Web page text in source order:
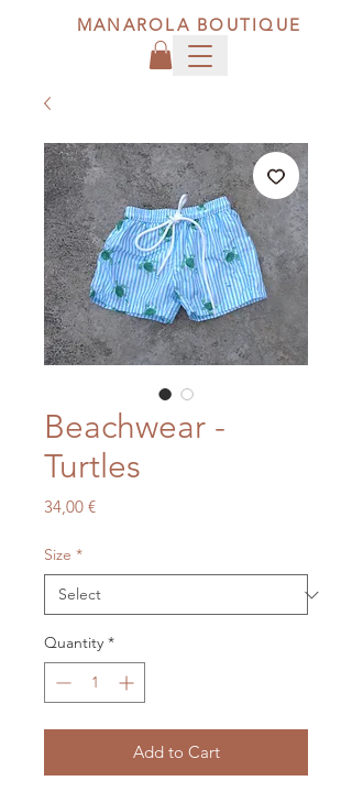
MANAROLA BOUTIQUE
Beachwear -
Turtles
34,00 €Price
Size *
Quantity *
Add to Cart